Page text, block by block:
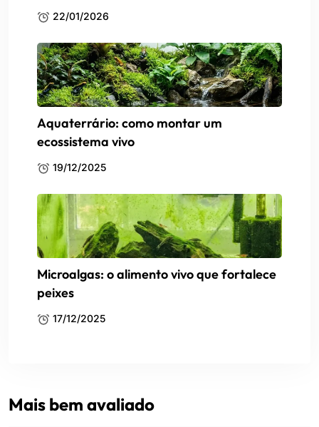
22/01/2026
Aquaterrário: como montar um
ecossistema vivo
19/12/2025
Microalgas: o alimento vivo que fortalece
peixes
17/12/2025
Mais bem avaliado